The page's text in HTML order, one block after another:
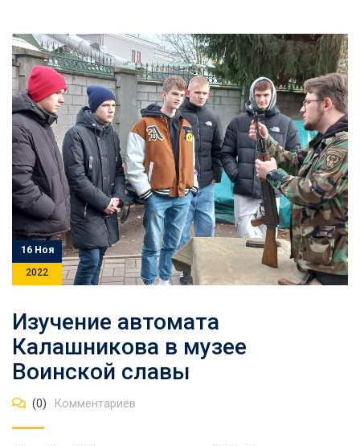
16 Ноя
2022
Изучение автомата
Калашникова в музее
Воинской славы
(0) Комментариев